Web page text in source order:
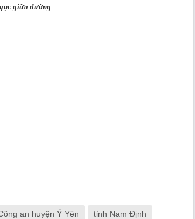
giữa đường
an huyện Ý Yên tỉnh Nam Định